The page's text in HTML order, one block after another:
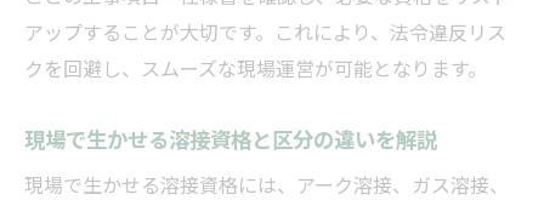
アップすることが大切です。これにより、法令違反リス
クを回避し、スムーズな現場運営が可能となります。
現場で生かせる溶接資格と区分の違いを解説
現場で生かせる溶接資格には、アーク溶接、ガス溶接、